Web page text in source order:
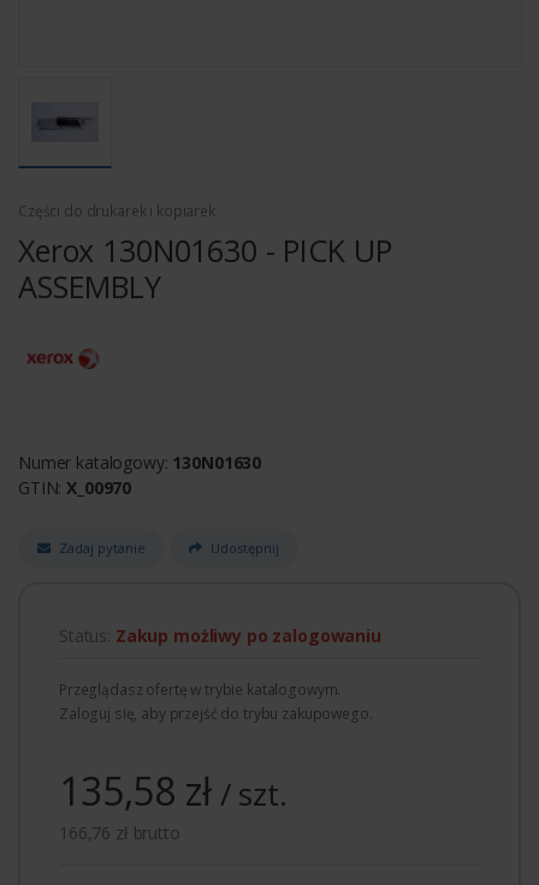
Części do drukarek i kopiarek
Xerox 130N01630 - PICK UP
ASSEMBLY
Numer katalogowy: 130N01630
GTIN:X_00970
Zadaj pytanie Udostępnij
Status: Zakup możliwy po zalogowaniu
Przeglądasz ofertę w trybie katalogowym.
Zaloguj się, aby przejść do trybu zakupowego.
135,58 zł/ szt.
166,76 zł brutto